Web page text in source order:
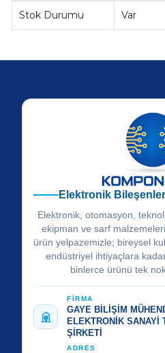
Stok Durumu Var
Elektronik
Elektronik, otomasyon,
ekipman ve sarf
ürün yelpazemizle; bireysel
endüstriyel ihtiyaçlara
binlerce ürünü tek
FİRMA
GAYE BİLİŞİM
ELEKTRONİK SANAYİ
ŞİRKETİ
ADRES